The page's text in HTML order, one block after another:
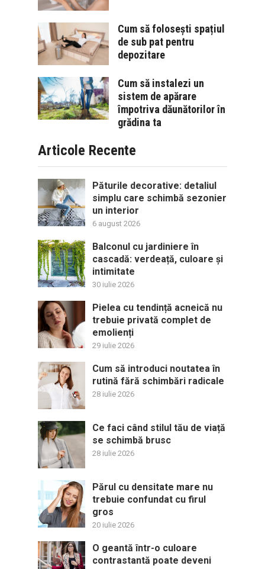
Cum să folosești spațiul
de sub pat pentru
depozitare
Cum să instalezi un
sistem de apărare
împotriva dăunătorilor în
grădina ta
Articole Recente
Păturile decorative: detaliul
simplu care schimbă sezonier
un interior
6 august 2026
Balconul cu jardiniere în
cascadă: verdeață, culoare și
intimitate
30 iulie 2026
Pielea cu tendință acneică nu
trebuie privată complet de
emolienți
29 iulie 2026
Cum să introduci noutatea în
rutină fără schimbări radicale
28 iulie 2026
Ce faci când stilul tău de viață
se schimbă brusc
28 iulie 2026
Părul cu densitate mare nu
trebuie confundat cu firul
gros
20 iulie 2026
O geantă într-o culoare
contrastantă poate deveni